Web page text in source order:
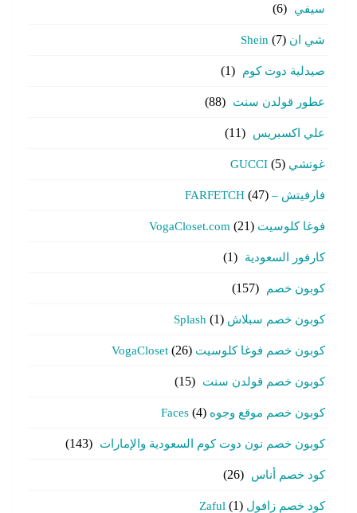
سيفي (6)
شي ان Shein (7)
صيدلية دوت كوم (1)
عطور قولدن سنت (88)
علي اكسبريس (11)
غوتشي GUCCI (5)
فارفيتش – FARFETCH (47)
فوغا كلوسيت VogaCloset.com (21)
كارفور السعودية (1)
كوبون خصم (157)
كوبون خصم سبلاش Splash (1)
كوبون خصم فوغا كلوسيت VogaCloset (26)
كوبون خصم قولدن سنت (15)
كوبون خصم موقع وجوه Faces (4)
كوبون خصم نون دوت كوم السعودية والإمارات (143)
كود خصم أناس (26)
كود خصم زافول Zaful (1)